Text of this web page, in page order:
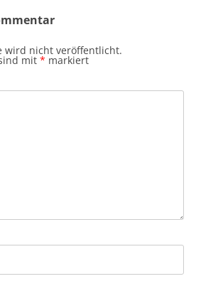
wird nicht veröffentlicht.
mit * markiert